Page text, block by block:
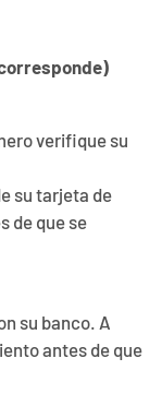
verifique su
su tarjeta de
de que se
su banco. A
antes de que